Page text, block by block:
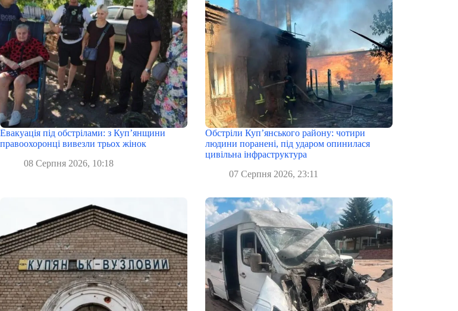
Евакуація під обстрілами: з Куп’янщини
правоохоронці вивезли трьох жінок
08 Серпня 2026, 10:18
Обстріли Куп’янського району: чотири
людини поранені, під ударом опинилася
цивільна інфраструктура
07 Серпня 2026, 23:11